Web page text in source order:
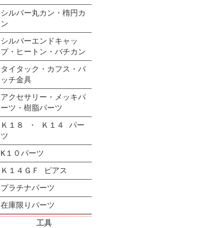
シルバー丸カン・楕円カ
ン
シルバーエンドキャッ
プ・ヒートン・バチカン
タイタック・カフス・バ
ッチ金具
アクセサリー・メッキパ
ーツ・樹脂パーツ
Ｋ１８ ・ Ｋ１４ パー
ツ
K１０パーツ
Ｋ１４ＧＦ ピアス
プラチナパーツ
在庫限りパーツ
工具